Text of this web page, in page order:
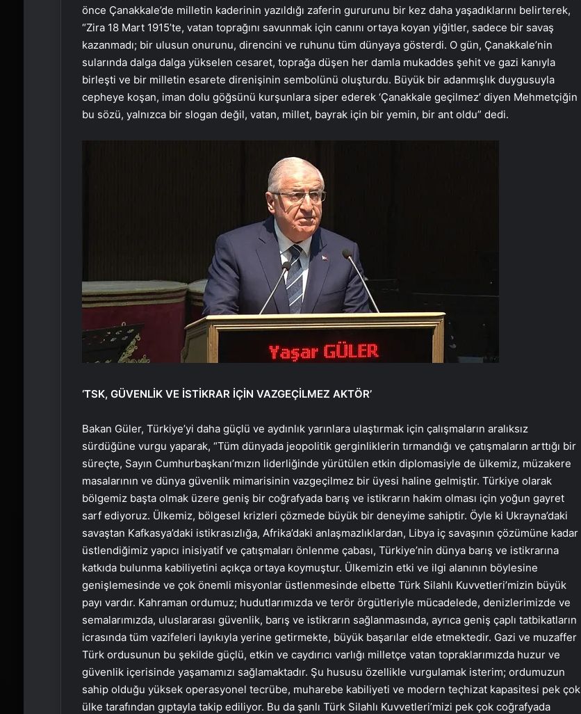
önce Çanakkale’de milletin kaderinin yazıldığı zaferin gururunu bir kez daha yaşadıklarını belirterek,
“Zira 18 Mart 1915’te, vatan toprağını savunmak için canını ortaya koyan yiğitler, sadece bir savaş
kazanmadı; bir ulusun onurunu, direncini ve ruhunu tüm dünyaya gösterdi. O gün, Çanakkale’nin
sularında dalga dalga yükselen cesaret, toprağa düşen her damla mukaddes şehit ve gazi kanıyla
birleşti ve bir milletin esarete direnişinin sembolünü oluşturdu. Büyük bir adanmışlık duygusuyla
cepheye koşan, iman dolu göğsünü kurşunlara siper ederek ‘Çanakkale geçilmez’ diyen Mehmetçiğin
bu sözü, yalnızca bir slogan değil, vatan, millet, bayrak için bir yemin, bir ant oldu” dedi.
‘TSK, GÜVENLİK VE İSTİKRAR İÇİN VAZGEÇİLMEZ AKTÖR’
Bakan Güler, Türkiye’yi daha güçlü ve aydınlık yarınlara ulaştırmak için çalışmaların aralıksız
sürdüğüne vurgu yaparak, “Tüm dünyada jeopolitik gerginliklerin tırmandığı ve çatışmaların arttığı bir
süreçte, Sayın Cumhurbaşkanı’mızın liderliğinde yürütülen etkin diplomasiyle de ülkemiz, müzakere
masalarının ve dünya güvenlik mimarisinin vazgeçilmez bir üyesi haline gelmiştir. Türkiye olarak
bölgemiz başta olmak üzere geniş bir coğrafyada barış ve istikrarın hakim olması için yoğun gayret
sarf ediyoruz. Ülkemiz, bölgesel krizleri çözmede büyük bir deneyime sahiptir. Öyle ki Ukrayna’daki
savaştan Kafkasya’daki istikrasızlığa, Afrika’daki anlaşmazlıklardan, Libya iç savaşının çözümüne kadar
üstlendiğimiz yapıcı inisiyatif ve çatışmaları önlenme çabası, Türkiye’nin dünya barış ve istikrarına
katkıda bulunma kabiliyetini açıkça ortaya koymuştur. Ülkemizin etki ve ilgi alanının böylesine
genişlemesinde ve çok önemli misyonlar üstlenmesinde elbette Türk Silahlı Kuvvetleri’mizin büyük
payı vardır. Kahraman ordumuz; hudutlarımızda ve terör örgütleriyle mücadelede, denizlerimizde ve
semalarımızda, uluslararası güvenlik, barış ve istikrarın sağlanmasında, ayrıca geniş çaplı tatbikatların
icrasında tüm vazifeleri layıkıyla yerine getirmekte, büyük başarılar elde etmektedir. Gazi ve muzaffer
Türk ordusunun bu şekilde güçlü, etkin ve caydırıcı varlığı milletçe vatan topraklarımızda huzur ve
güvenlik içerisinde yaşamamızı sağlamaktadır. Şu hususu özellikle vurgulamak isterim; ordumuzun
sahip olduğu yüksek operasyonel tecrübe, muharebe kabiliyeti ve modern teçhizat kapasitesi pek çok
ülke tarafından gıptayla takip ediliyor. Bu da şanlı Türk Silahlı Kuvvetleri’mizi pek çok coğrafyada